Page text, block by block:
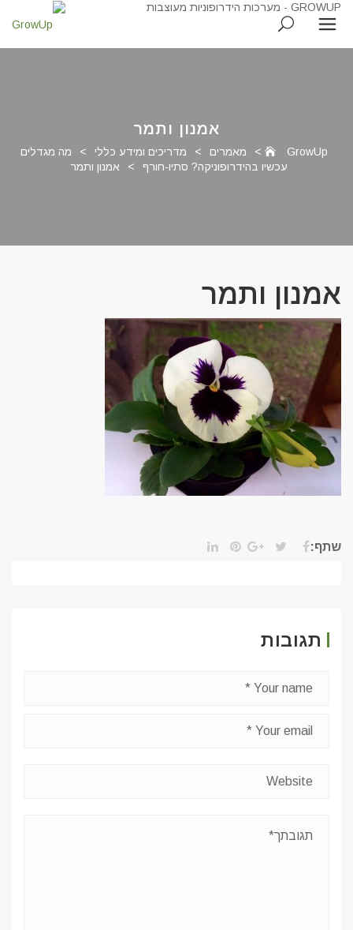
אמנון ותמר
GrowUp
> מאמרים > מדריכים ומידע כללי >
מה מגדלים
עכשיו בהידרופוניקה? סתיו-חורף
> אמנון ותמר
אמנון ותמר
שתף:
תגובות